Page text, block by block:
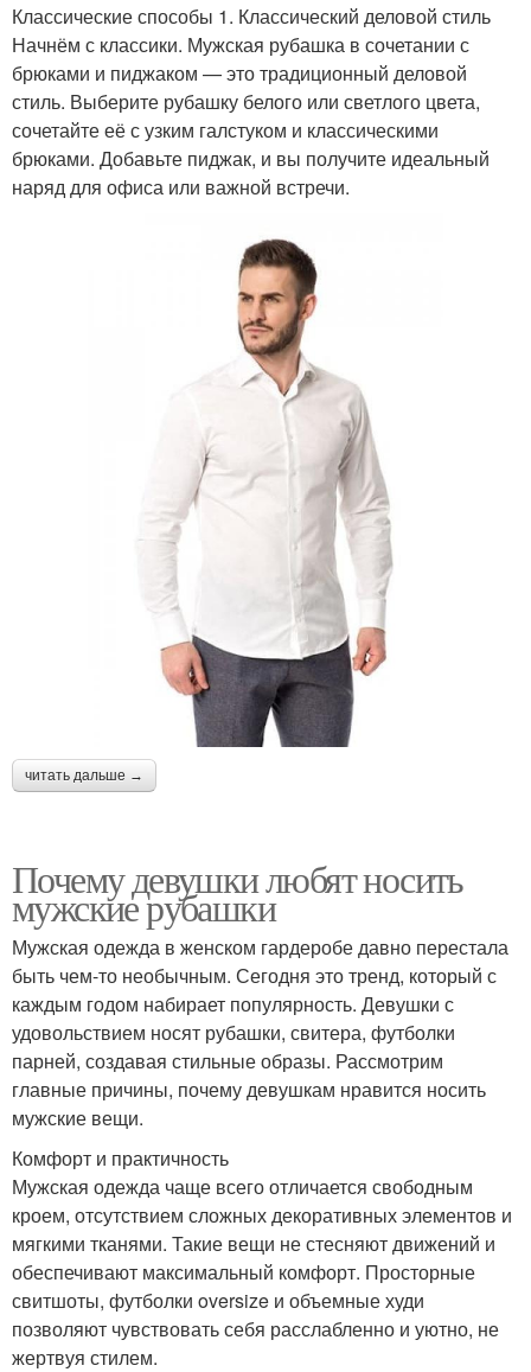
Классические способы 1. Классический деловой стиль
Начнём с классики. Мужская рубашка в сочетании с
брюками и пиджаком — это традиционный деловой
стиль. Выберите рубашку белого или светлого цвета,
сочетайте её с узким галстуком и классическими
брюками. Добавьте пиджак, и вы получите идеальный
наряд для офиса или важной встречи.
читать дальше →
Почему девушки любят носить
мужские рубашки
Мужская одежда в женском гардеробе давно перестала
быть чем-то необычным. Сегодня это тренд, который с
каждым годом набирает популярность. Девушки с
удовольствием носят рубашки, свитера, футболки
парней, создавая стильные образы. Рассмотрим
главные причины, почему девушкам нравится носить
мужские вещи.
Комфорт и практичность
Мужская одежда чаще всего отличается свободным
кроем, отсутствием сложных декоративных элементов и
мягкими тканями. Такие вещи не стесняют движений и
обеспечивают максимальный комфорт. Просторные
свитшоты, футболки oversize и объемные худи
позволяют чувствовать себя расслабленно и уютно, не
жертвуя стилем.